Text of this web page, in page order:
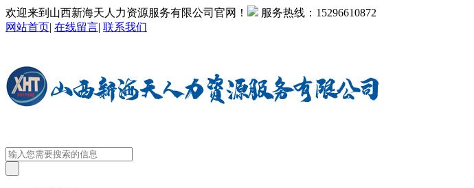
欢迎来到山西新海天人力资源服务有限公司官网！ 服务热线： 15296610872
网站首页| 在线留言| 联系我们